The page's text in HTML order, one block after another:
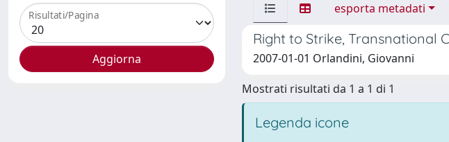
Risultati/Pagina
esporta metadati
Right to Strike, Transnational
2007-01-01 Orlandini, Giovanni
Mostrati risultati da 1 a 1 di 1
Legenda icone